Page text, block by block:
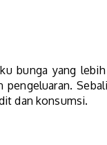
bunga yang
dan konsumsi.